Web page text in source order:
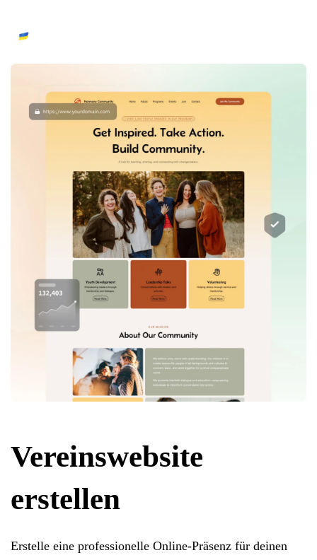
Vereinswebsite
erstellen
Erstelle eine professionelle Online-Präsenz für deinen